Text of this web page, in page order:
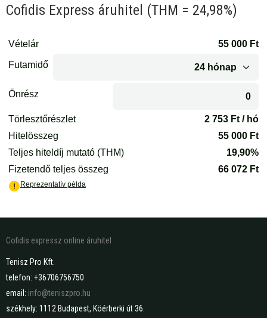
Cofidis Express áruhitel (THM = 24,98%)
Cofidis expressz online áruhitel
Tenisz Pro Kft.
telefon: +36706756750
email: info@teniszpro.hu
székhely: 1112 Budapest, Köérberki út 36.